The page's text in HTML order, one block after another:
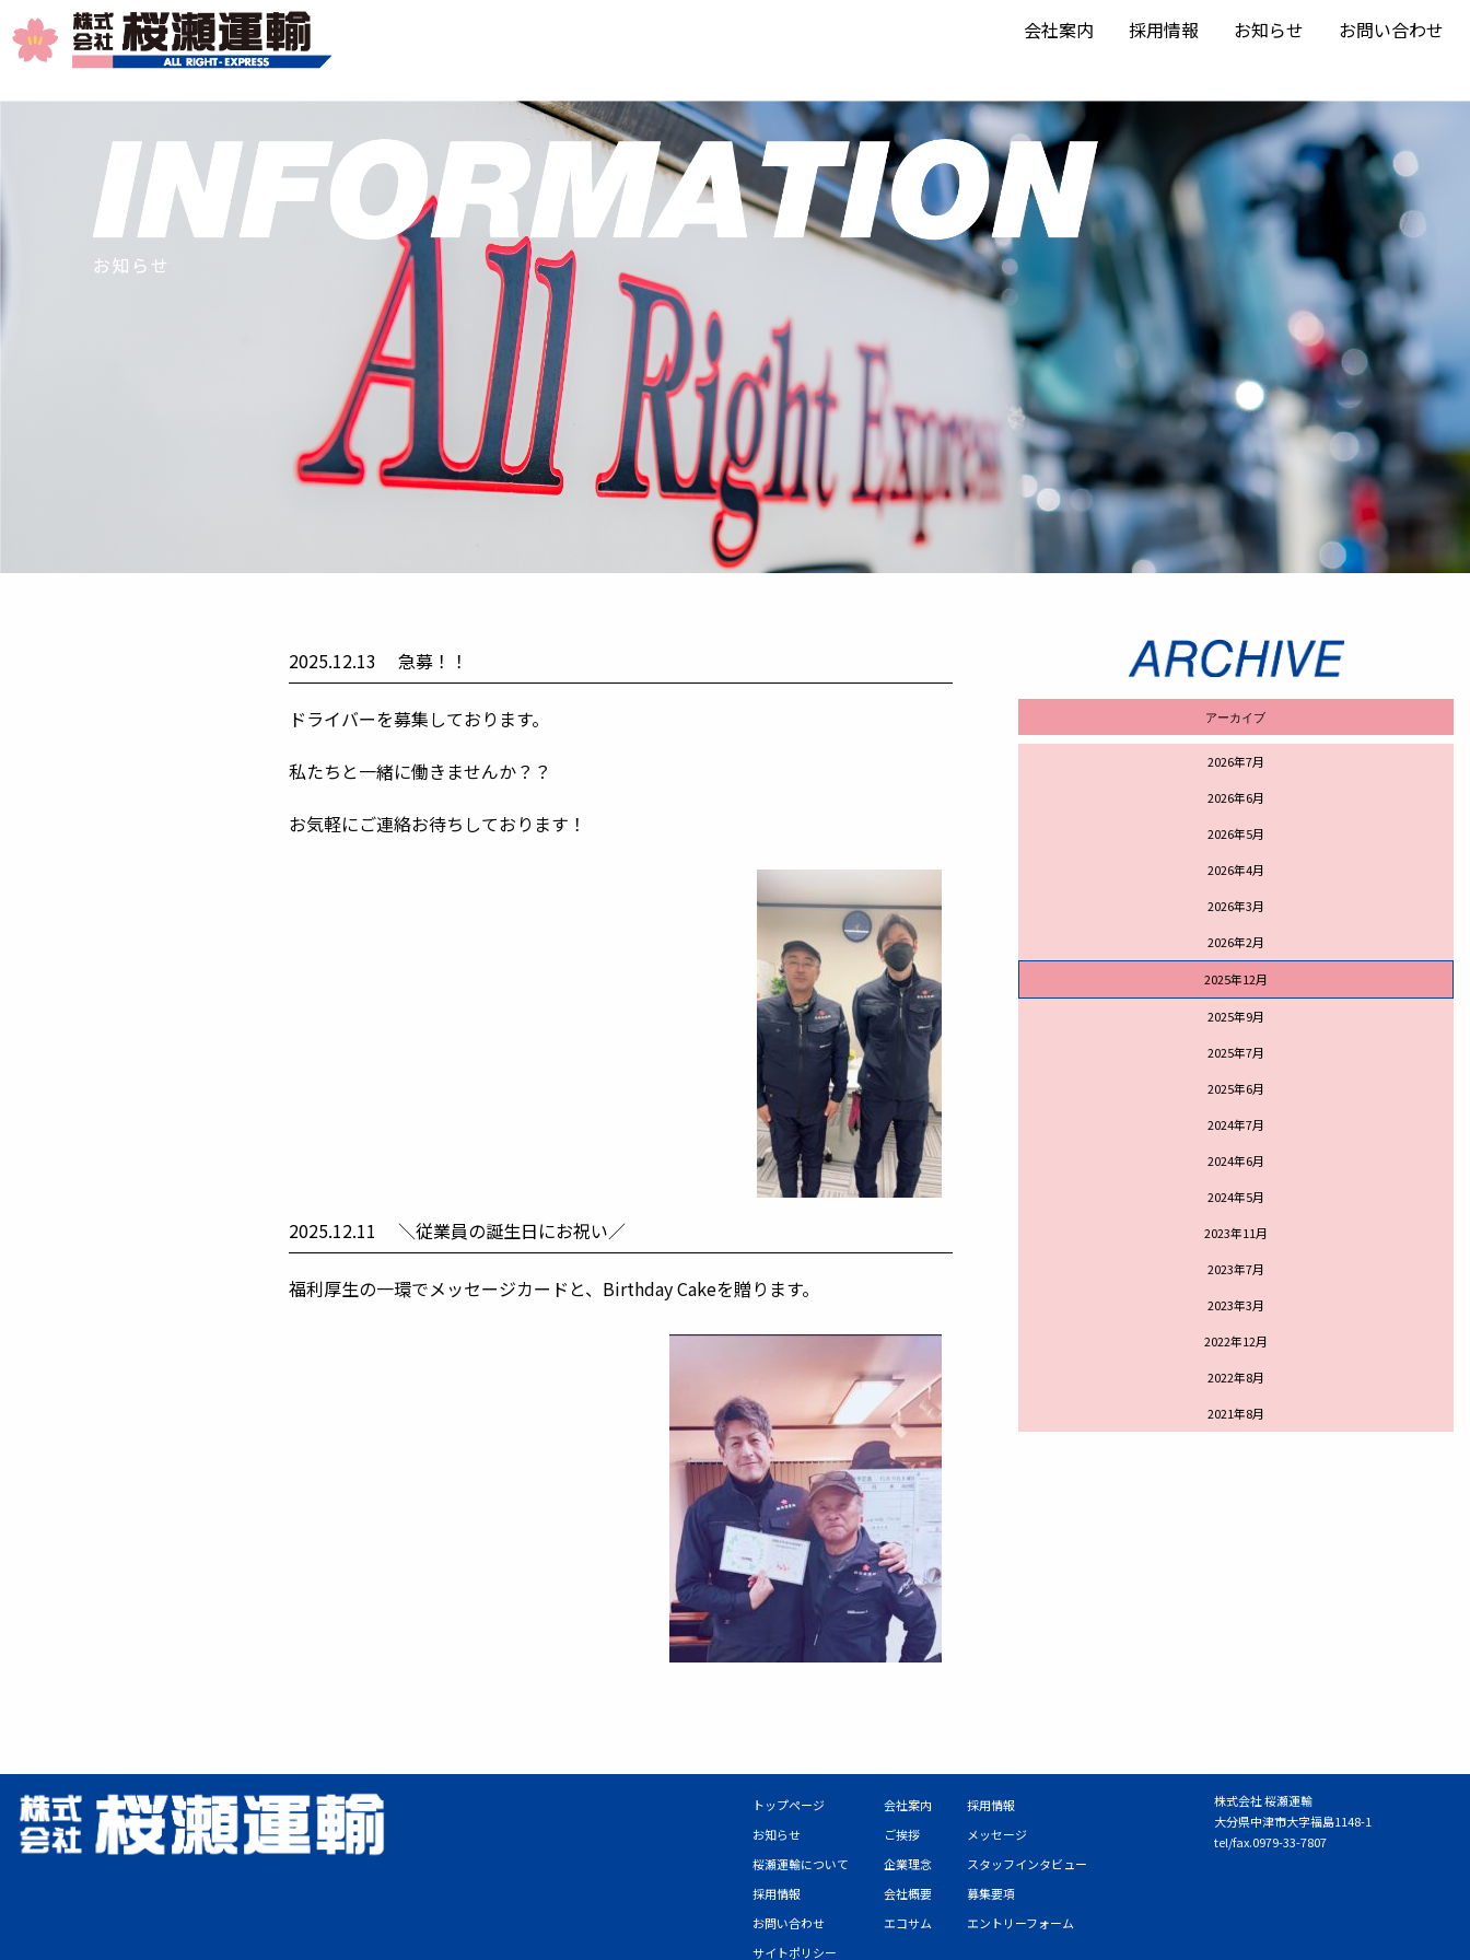
会社案内 採用情報 お知らせ お問い合わせ
2025.12.13 急募！！
ドライバーを募集しております。
私たちと一緒に働きませんか？？
お気軽にご連絡お待ちしております！
2025.12.11 ＼従業員の誕生日にお祝い／
福利厚生の一環でメッセージカードと、Birthday Cakeを贈ります。
アーカイブ
2026年7月
2026年6月
2026年5月
2026年4月
2026年3月
2026年2月
2025年12月
2025年9月
2025年7月
2025年6月
2024年7月
2024年6月
2024年5月
2023年11月
2023年7月
2023年3月
2022年12月
2022年8月
2021年8月
トップページ
お知らせ
桜瀬運輸について
採用情報
お問い合わせ
会社案内
ご挨拶
企業理念
会社概要
エコサム
採用情報
メッセージ
スタッフインタビュー
募集要項
エントリーフォーム
サイトポリシー
株式会社 桜瀬運輸
大分県中津市大字福島1148-1
tel/fax.0979-33-7807